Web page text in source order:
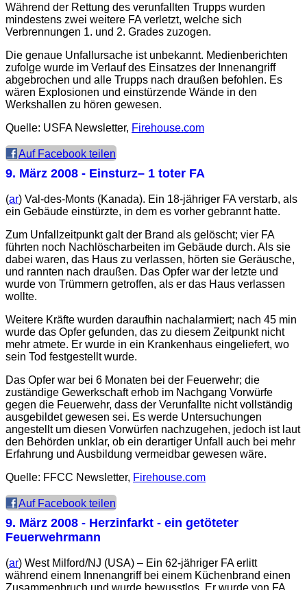
Während der Rettung des verunfallten Trupps wurden
mindestens zwei weitere FA verletzt, welche sich
Verbrennungen 1. und 2. Grades zuzogen.
Die genaue Unfallursache ist unbekannt. Medienberichten
zufolge wurde im Verlauf des Einsatzes der Innenangriff
abgebrochen und alle Trupps nach draußen befohlen. Es
wären Explosionen und einstürzende Wände in den
Werkshallen zu hören gewesen.
Quelle: USFA Newsletter, Firehouse.com
Auf Facebook teilen
9. März 2008 - Einsturz– 1 toter FA
(ar) Val-des-Monts (Kanada). Ein 18-jähriger FA verstarb, als
ein Gebäude einstürzte, in dem es vorher gebrannt hatte.
Zum Unfallzeitpunkt galt der Brand als gelöscht; vier FA
führten noch Nachlöscharbeiten im Gebäude durch. Als sie
dabei waren, das Haus zu verlassen, hörten sie Geräusche,
und rannten nach draußen. Das Opfer war der letzte und
wurde von Trümmern getroffen, als er das Haus verlassen
wollte.
Weitere Kräfte wurden daraufhin nachalarmiert; nach 45 min
wurde das Opfer gefunden, das zu diesem Zeitpunkt nicht
mehr atmete. Er wurde in ein Krankenhaus eingeliefert, wo
sein Tod festgestellt wurde.
Das Opfer war bei 6 Monaten bei der Feuerwehr; die
zuständige Gewerkschaft erhob im Nachgang Vorwürfe
gegen die Feuerwehr, dass der Verunfallte nicht vollständig
ausgebildet gewesen sei. Es werde Untersuchungen
angestellt um diesen Vorwürfen nachzugehen, jedoch ist laut
den Behörden unklar, ob ein derartiger Unfall auch bei mehr
Erfahrung und Ausbildung vermeidbar gewesen wäre.
Quelle: FFCC Newsletter, Firehouse.com
Auf Facebook teilen
9. März 2008 - Herzinfarkt - ein getöteter
Feuerwehrmann
(ar) West Milford/NJ (USA) – Ein 62-jähriger FA erlitt
während einem Innenangriff bei einem Küchenbrand einen